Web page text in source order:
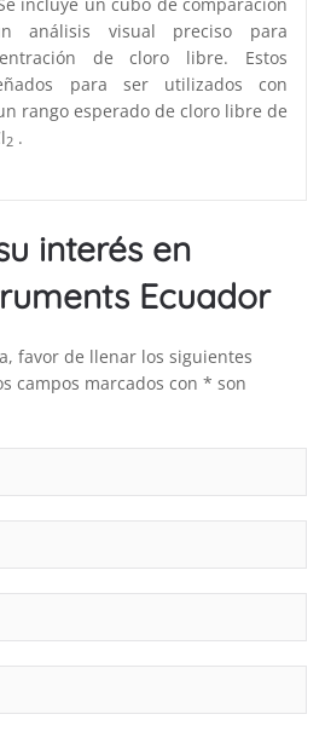
análisis visual preciso para
de cloro libre. Estos
para ser utilizados con
rango esperado de cloro libre de
2 .
interés en
Ecuador
favor de llenar los siguientes
campos marcados con * son